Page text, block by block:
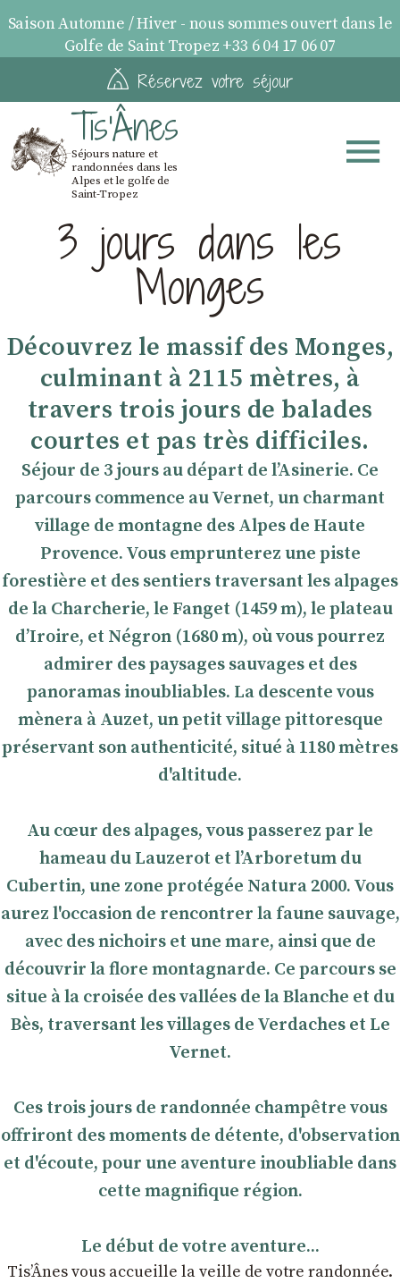
Saison Automne / Hiver - nous sommes ouvert dans le
Golfe de Saint Tropez +33 6 04 17 06 07
Réservez votre séjour
Tis'Ânes
Séjours nature et
randonnées dans les
Alpes et le golfe de
Saint-Tropez
3 jours dans les
Monges
Découvrez le massif des Monges,
culminant à 2115 mètres, à
travers trois jours de balades
courtes et pas très difficiles.
Séjour de 3 jours au départ de l’Asinerie. Ce
parcours commence au Vernet, un charmant
village de montagne des Alpes de Haute
Provence. Vous emprunterez une piste
forestière et des sentiers traversant les alpages
de la Charcherie, le Fanget (1459 m), le plateau
d’Iroire, et Négron (1680 m), où vous pourrez
admirer des paysages sauvages et des
panoramas inoubliables. La descente vous
mènera à Auzet, un petit village pittoresque
préservant son authenticité, situé à 1180 mètres
d'altitude.
Au cœur des alpages, vous passerez par le
hameau du Lauzerot et l’Arboretum du
Cubertin, une zone protégée Natura 2000. Vous
aurez l'occasion de rencontrer la faune sauvage,
avec des nichoirs et une mare, ainsi que de
découvrir la flore montagnarde. Ce parcours se
situe à la croisée des vallées de la Blanche et du
Bès, traversant les villages de Verdaches et Le
Vernet.
Ces trois jours de randonnée champêtre vous
offriront des moments de détente, d'observation
et d'écoute, pour une aventure inoubliable dans
cette magnifique région.
Le début de votre aventure...
Tis’Ânes vous accueille la veille de votre randonnée.